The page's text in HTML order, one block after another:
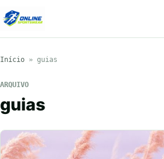
Início » guias
ARQUIVO
guias